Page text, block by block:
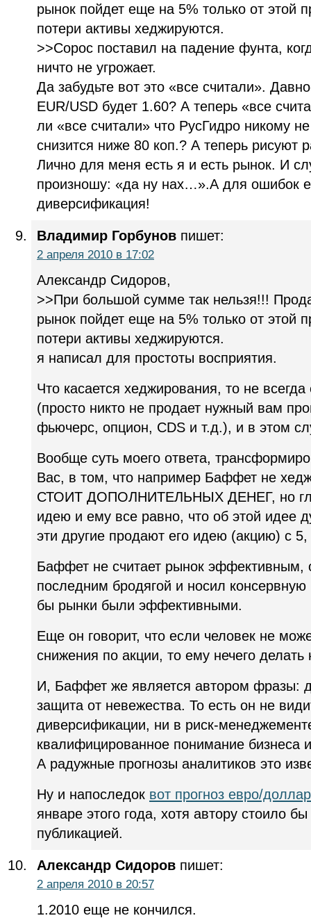
рынок пойдет еще на 5% только от этой
потери активы хеджируются.
>>Сорос поставил на падение фунта,
ничто не угрожает.
Да забудьте вот это «все считали».
EUR/USD будет 1.60? А теперь «все
ли «все считали» что РусГидро никому
снизится ниже 80 коп.? А теперь
Лично для меня есть я и есть рынок. И
произношу: «да ну нах…».А для ошибок
диверсификация!
Владимир Горбунов пишет:
2 апреля 2010 в 17:02
Александр Сидоров,
>>При большой сумме так нельзя!!!
рынок пойдет еще на 5% только от этой
потери активы хеджируются.
я написал для простоты восприятия.
Что касается хеджирования, то не
(просто никто не продает нужный вам
фьючерс, опцион, CDS и т.д.), и в этом
Вообще суть моего ответа,
Вас, в том, что например Баффет не
СТОИТ ДОПОЛНИТЕЛЬНЫХ ДЕНЕГ, но
идею и ему все равно, что об этой идее
эти другие продают его идею (акцию) с
Баффет не считает рынок эффективным,
последним бродягой и носил
бы рынки были эффективными.
Еще он говорит, что если человек не
снижения по акции, то ему нечего
И, Баффет же является автором фразы:
защита от невежества. То есть он не
диверсификации, ни в риск-
квалифицированное понимание бизнеса
А радужные прогнозы аналитиков это
Ну и напоследок вот прогноз евро/
январе этого года, хотя автору стоило
публикацией.
Александр Сидоров пишет:
2 апреля 2010 в 20:57
1.2010 еще не кончился.